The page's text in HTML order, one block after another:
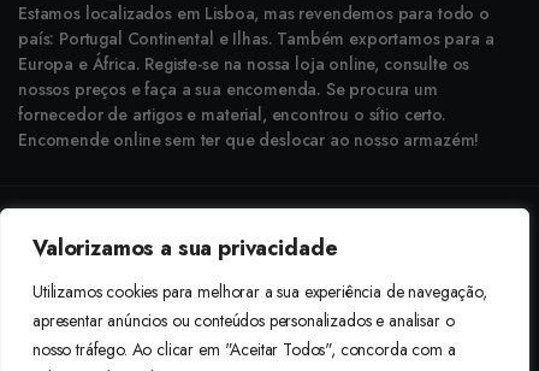
Valorizamos a sua privacidade
Utilizamos cookies para melhorar a sua experiência de navegação,
apresentar anúncios ou conteúdos personalizados e analisar o
nosso tráfego. Ao clicar em "Aceitar Todos", concorda com a
Estamos localizados em Lisboa, mas revendemos para todo o
país: Portugal Continental e Ilhas. Também exportamos para a
Europa e África. Registe-se na nossa loja online, consulte os
nossos preços e faça a sua encomenda. Se procura um
fornecedor de artigos e material, encontrou o sítio certo.
Encomende online sem ter que deslocar ao nosso armazém!
Aceitamos: Transferência Bancária e Envio à Cobrança